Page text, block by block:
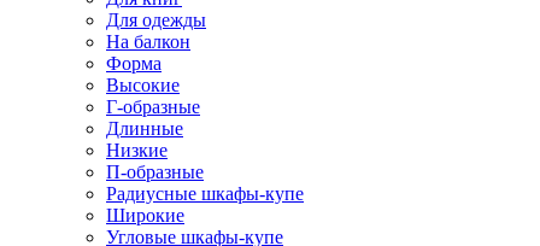
Для одежды
На балкон
Форма
Высокие
Г-образные
Длинные
Низкие
П-образные
Радиусные шкафы-купе
Широкие
Угловые шкафы-купе